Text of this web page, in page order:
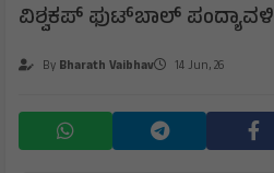
ವಿಶ್ವಕಪ್ ಫುಟ್‌ಬಾಲ್ ಪಂದ್ಯಾವಳಿ
By Bharath Vaibhav 14 Jun, 26